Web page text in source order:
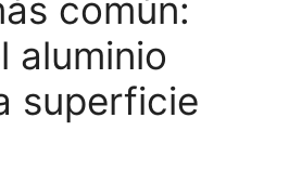
común:
aluminio
superficie